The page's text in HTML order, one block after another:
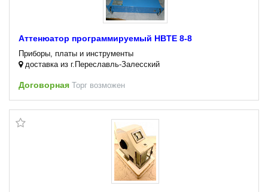
Аттенюатор программируемый HBTE 8-8
Приборы, платы и инструменты
доставка из г.Переславль-Залесский
Договорная Торг возможен